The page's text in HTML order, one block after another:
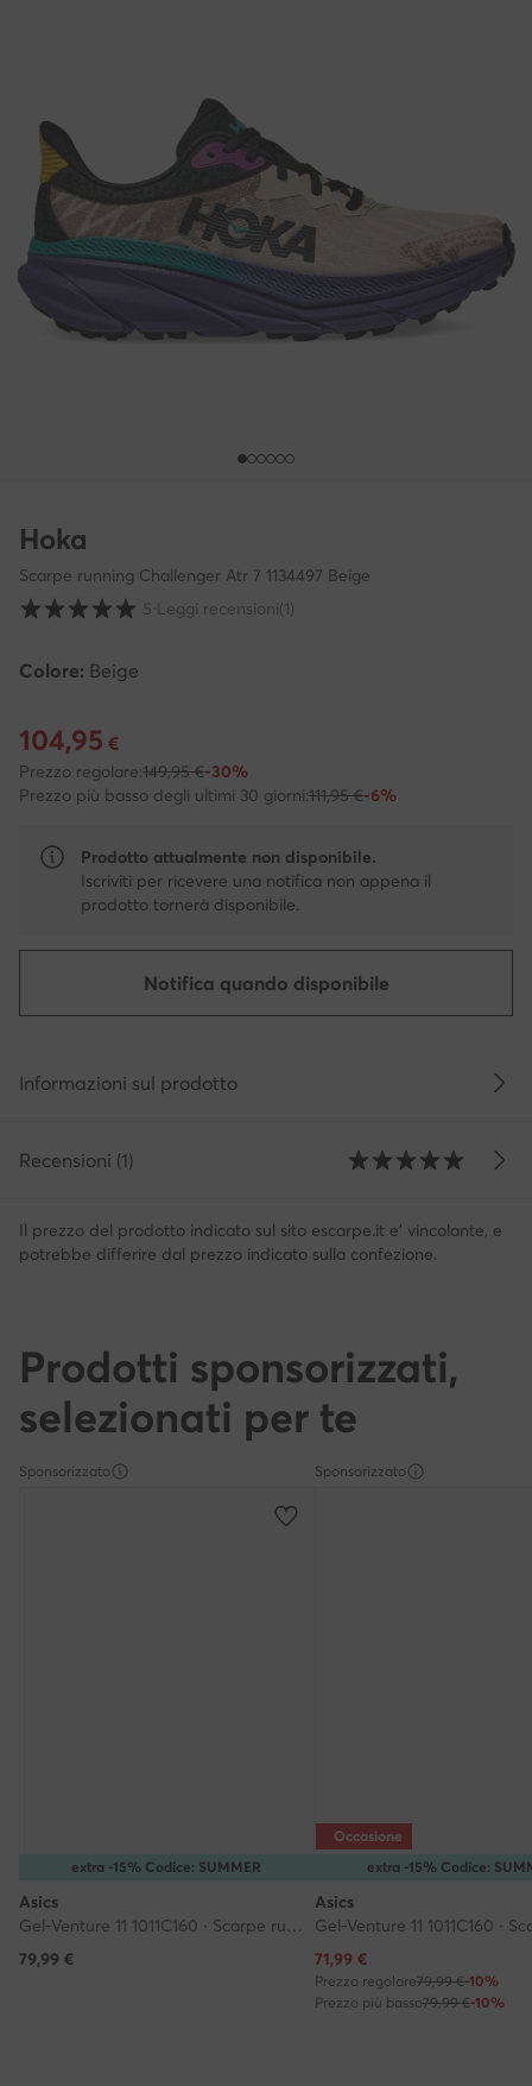
Hoka
Scarpe running Challenger Atr 7 1134497 Beige
Valutazione clienti su scala da 1 a 5
5⋅Leggi recensioni(1)
Colore: Beige
Prezzo attuale 104,95 €
104,95 €
Prezzo regolare:149,95 €-30%
Prezzo più basso degli ultimi 30 giorni:111,95 €-6%
Prodotto attualmente non disponibile.
Iscriviti per ricevere una notifica non appena il
prodotto tornerà disponibile.
Notifica quando disponibile
Informazioni sul prodotto
Recensioni (1)
Il prezzo del prodotto indicato sul sito escarpe.it e' vincolante, e
potrebbe differire dal prezzo indicato sulla confezione.
Prodotti sponsorizzati,
selezionati per te
Sponsorizzato
extra -15% Codice: SUMMER
Asics
Gel-Venture 11 1011C160 · Scarpe running
79,99 €
Sponsorizzato
extra -15% Codice:
Occasione
Asics
Prezzo attuale
71,99 €
Prezzo regolare79,99 €-10%
Prezzo più basso79,99 €-10%